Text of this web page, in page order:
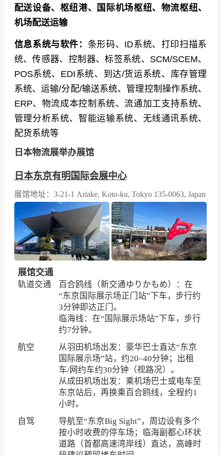
配送设备、枢纽港、国际机场枢纽、物流枢纽、
机场配送运输
信息系统与软件： 条形码、ID系统、打印扫描系
统、传感器、控制器、标签系统、SCM/SCEM、
POS系统、EDI系统、到达/货运系统、库存管理
系统、运输/分配/输送系统、管理控制操作系统、
ERP、物流成本控制系统、流通加工支持系统、
管理分析系统、智能运输系统、无线通讯系统、
配货系统等
日本物流展举办展馆
日本东京有明国际会展中心
展馆地址：3-21-1 Ariake, Koto-ku, Tokyo 135-0063, Japan
展馆交通
轨道交通
百合鸥线（新交通ゆりかもめ）：在
“东京国际展示场正门站”下车，步行约
3分钟即达正门。
临海线：在“国际展示场站”下车，步行
约7分钟。
航空
从羽田机场出发：豪华巴士直达“东京
国际展示场”站，约20–40分钟；出租
车/网约车约30分钟（视路况）。
从成田机场出发：乘机场巴士或电车至
东京站后，再换乘百合鸥线，全程约1
小时。
自驾
导航至“东京Big Sight”，周边设有多个
按小时收费的停车场；临海副都心环状
道路（首都高速湾岸线）直达，高峰时